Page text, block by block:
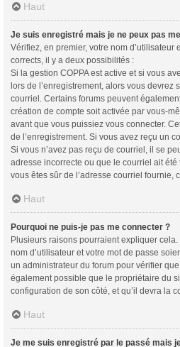
Haut
Je suis enregistré mais je ne peux pas
Vérifiez, en premier, votre nom d’utilisateur
corrects, il y a deux possibilités :
Si la gestion COPPA est active et si vous
lors de l’enregistrement, alors vous devrez
courriel. Certains forums peuvent
création de compte soit activée par vous-
avant que vous puissiez vous connecter.
de l’enregistrement. Si vous avez reçu un
Si vous n’avez pas reçu de courriel, il se
adresse incorrecte ou que le courriel ait
vous êtes sûr de l’adresse courriel fournie,
Haut
Pourquoi ne puis-je pas me connecter ?
Plusieurs raisons pourraient expliquer
nom d’utilisateur et votre mot de passe
un administrateur du forum pour vérifier
également possible que le propriétaire du
configuration de son côté, et qu’il devra la
Haut
Je me suis enregistré par le passé mais